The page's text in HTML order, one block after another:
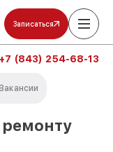
Записаться
+7 (843) 254-68-13
Вакансии